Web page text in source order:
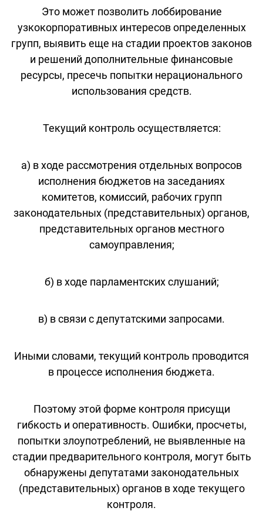
Это может позволить лоббирование
узкокорпоративных интересов определенных
групп, выявить еще на стадии проектов законов
и решений дополнительные финансовые
ресурсы, пресечь попытки нерационального
использования средств.
Текущий контроль осуществляется:
а) в ходе рассмотрения отдельных вопросов
исполнения бюджетов на заседаниях
комитетов, комиссий, рабочих групп
законодательных (представительных) органов,
представительных органов местного
самоуправления;
б) в ходе парламентских слушаний;
в) в связи с депутатскими запросами.
Иными словами, текущий контроль проводится
в процессе исполнения бюджета.
Поэтому этой форме контроля присущи
гибкость и оперативность. Ошибки, просчеты,
попытки злоупотреблений, не выявленные на
стадии предварительного контроля, могут быть
обнаружены депутатами законодательных
(представительных) органов в ходе текущего
контроля.